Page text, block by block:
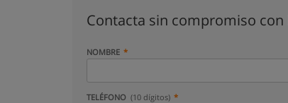
Contacta sin compromiso con
NOMBRE
TELÉFONO (10 dígitos)